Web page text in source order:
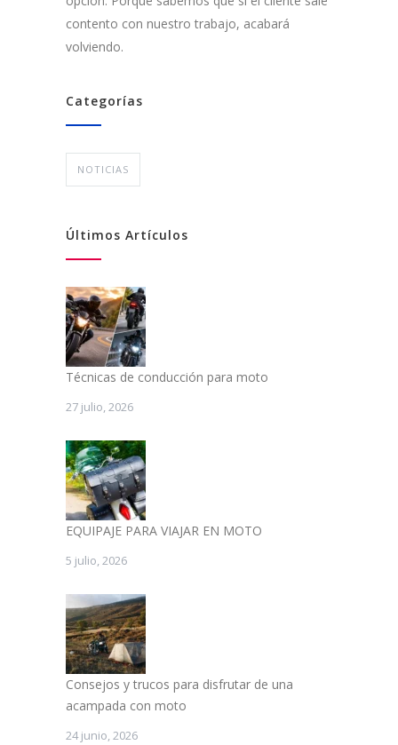
contento con nuestro trabajo, acabará
volviendo.
Categorías
NOTICIAS
Últimos Artículos
Técnicas de conducción para moto
27 julio, 2026
EQUIPAJE PARA VIAJAR EN MOTO
5 julio, 2026
Consejos y trucos para disfrutar de una
acampada con moto
24 junio, 2026